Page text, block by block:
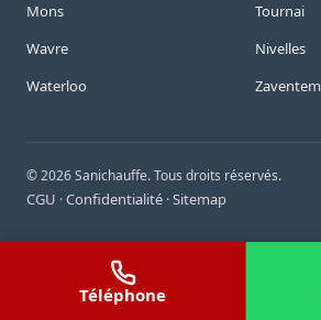
Mons
Tournai
Wavre
Nivelles
Waterloo
Zaventem
©2026Sanichauffe. Tous droits réservés.
CGU ·Confidentialité ·Sitemap